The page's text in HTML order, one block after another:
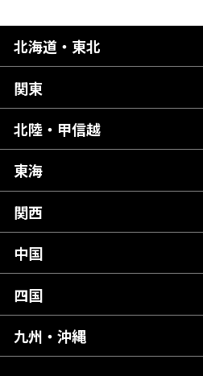
北海道・東北
北海道
青森県
秋田県
岩手県
宮城県
福島県
関東
茨城県
栃木県
群馬県
千葉県
東京都
神奈川県
北陸・甲信越
新潟県
富山県
石川県
山梨県
長野県
東海
岐阜県
静岡県
愛知県
関西
滋賀県
京都府
大阪府
中国
広島県
岡山県
四国
愛媛県
九州・沖縄